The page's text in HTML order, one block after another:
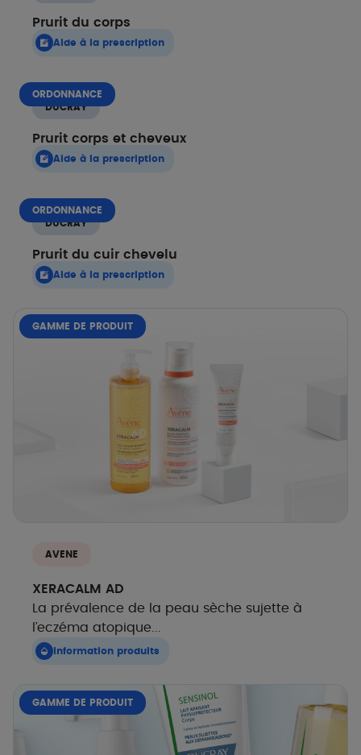
Prurit du corps
Aide à la prescription
ORDONNANCE
DUCRAY
Prurit corps et cheveux
Aide à la prescription
ORDONNANCE
DUCRAY
Prurit du cuir chevelu
Aide à la prescription
GAMME DE PRODUIT
AVENE
XERACALM AD
La prévalence de la peau sèche sujette à
l’eczéma atopique...
Information produits
GAMME DE PRODUIT